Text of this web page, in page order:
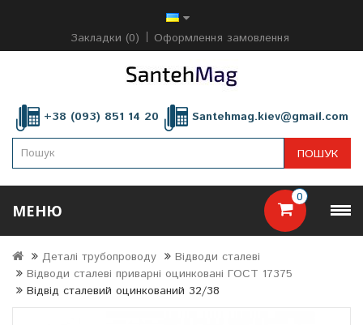
Закладки (0) Оформлення замовлення
+38 (093) 851 14 20 Santehmag.kiev@gmail.com
0
ПОШУК
МЕНЮ
Деталі трубопроводу
Відводи сталеві
Відводи сталеві приварні оцинковані ГОСТ 17375
Відвід сталевий оцинкований 32/38